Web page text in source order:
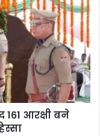
161 आरक्षी बने